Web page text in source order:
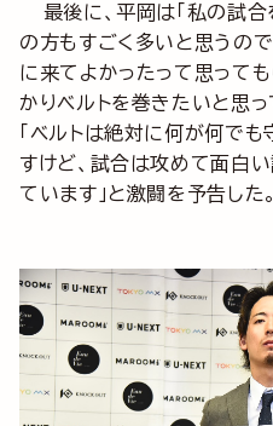
最後に、平岡は「私の試
の方もすごく多いと思うの
に来てよかったって思って
かりベルトを巻きたいと思っ
「ベルトは絶対に何が何で
すけど、試合は攻めて面白
ています」と激闘を予告した。